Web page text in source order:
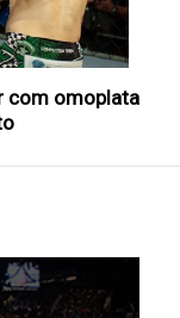
com omoplata